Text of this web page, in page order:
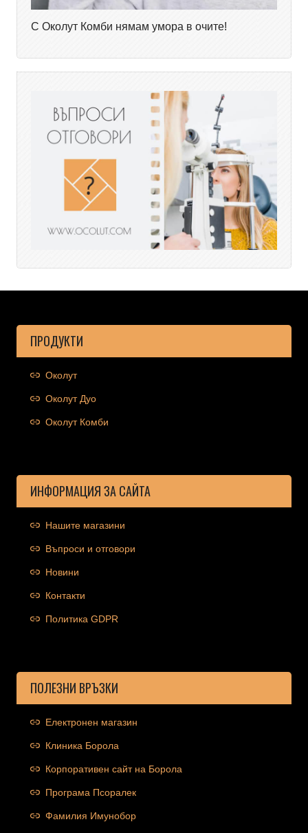
С Околут Комби нямам умора в очите!
ПРОДУКТИ
Околут
Околут Дуо
Околут Комби
ИНФОРМАЦИЯ ЗА САЙТА
Нашите магазини
Въпроси и отговори
Новини
Контакти
Политика GDPR
ПОЛЕЗНИ ВРЪЗКИ
Електронен магазин
Клиника Борола
Корпоративен сайт на Борола
Програма Псоралек
Фамилия Имунобор